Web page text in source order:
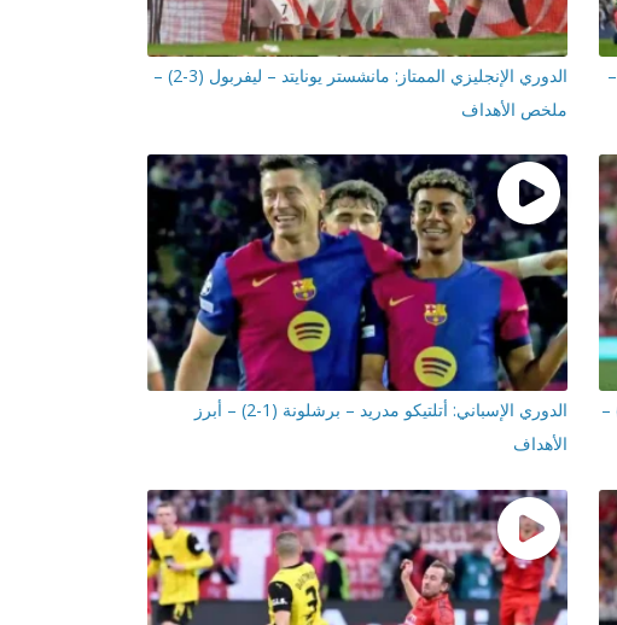
سيتي (3-3) –
الدوري الإنجليزي الممتاز: مانشستر يونايتد – ليفربول (3-2) –
ملخص الأهداف
تشيلسي – مانشستر سيتي (0-3) –
الدوري الإسباني: أتلتيكو مدريد – برشلونة (1-2) – أبرز
الأهداف